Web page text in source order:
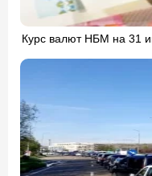
Курс валют НБМ на 31